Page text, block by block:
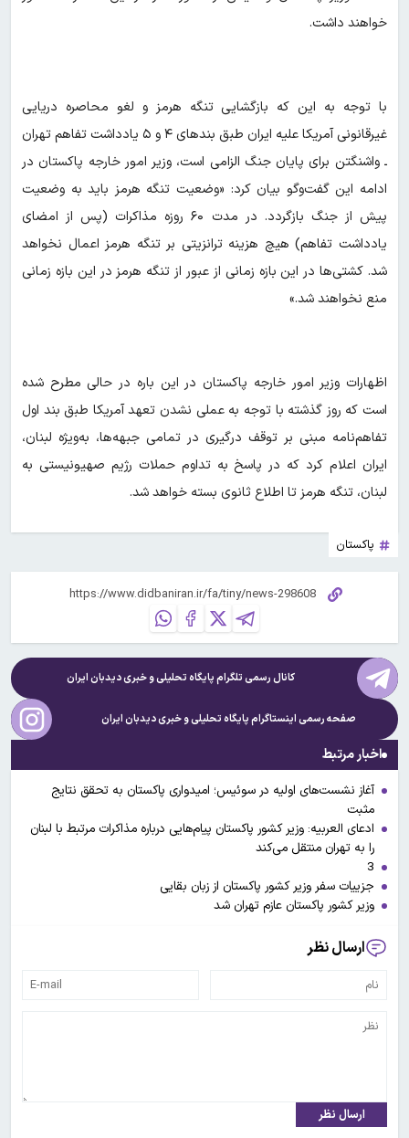
خواهند داشت.
با توجه به این که بازگشایی تنگه هرمز و لغو محاصره دریایی
غیرقانونی آمریکا علیه ایران طبق بندهای ۴ و ۵ یادداشت تفاهم تهران
ـ واشنگتن برای پایان جنگ الزامی است، وزیر امور خارجه پاکستان در
ادامه این گفت‌وگو بیان کرد: «وضعیت تنگه هرمز باید به وضعیت
پیش از جنگ بازگردد. در مدت ۶۰ روزه مذاکرات (پس از امضای
یادداشت تفاهم) هیچ هزینه ترانزیتی بر تنگه هرمز اعمال نخواهد
شد. کشتی‌ها در این بازه زمانی از عبور از تنگه هرمز در این بازه زمانی
منع نخواهند شد.»
اظهارات وزیر امور خارجه پاکستان در این باره در حالی مطرح شده
است که روز گذشته با توجه به عملی نشدن تعهد آمریکا طبق بند اول
تفاهم‌نامه مبنی بر توقف درگیری در تمامی جبهه‌ها، به‌ویژه لبنان،
ایران اعلام کرد که در پاسخ به تداوم حملات رژیم صهیونیستی به
لبنان، ‌تنگه هرمز تا اطلاع ثانوی بسته خواهد شد.
پاکستان
کانال رسمی تلگرام پایگاه تحلیلی و خبریدیدبان ایران
صفحه رسمی اینستاگرام پایگاه تحلیلی و خبریدیدبان ایران
اخبار مرتبط
آغاز نشست‌های اولیه در سوئیس؛ امیدواری پاکستان به تحقق نتایج
مثبت
ادعای العربیه: وزیر کشور پاکستان پیام‌هایی درباره مذاکرات مرتبط با لبنان
را به تهران منتقل می‌کند
3
جزییات سفر وزیر کشور پاکستان از زبان بقایی
وزیر کشور پاکستان عازم تهران شد
ارسال نظر
ارسال نظر